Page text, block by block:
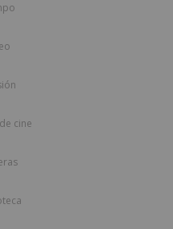
cine